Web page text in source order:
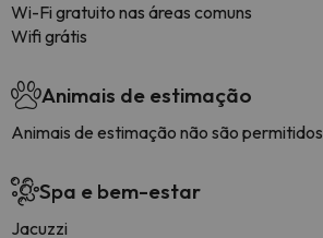
Wi-Fi gratuito nas áreas comuns
Wifi grátis
Animais de estimação
Animais de estimação não são permitidos
Spa e bem-estar
Jacuzzi